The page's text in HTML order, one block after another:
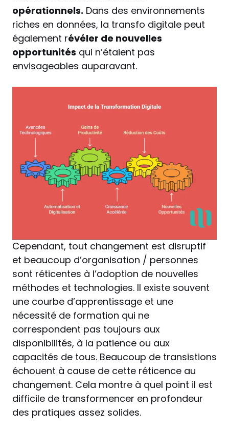
opérationnels. Dans des environnements
riches en données, la transfo digitale peut
également révéler de nouvelles
opportunités qui n’étaient pas
envisageables auparavant.
Cependant, tout changement est disruptif
et beaucoup d’organisation / personnes
sont réticentes à l’adoption de nouvelles
méthodes et technologies. Il existe souvent
une courbe d’apprentissage et une
nécessité de formation qui ne
correspondent pas toujours aux
disponibilités, à la patience ou aux
capacités de tous. Beaucoup de transistions
échouent à cause de cette réticence au
changement. Cela montre à quel point il est
difficile de transformencer en profondeur
des pratiques assez solides.